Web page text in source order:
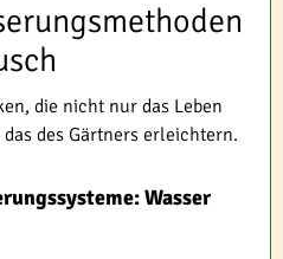
die nicht nur das Leben
des Gärtners erleichtern.
Wasser